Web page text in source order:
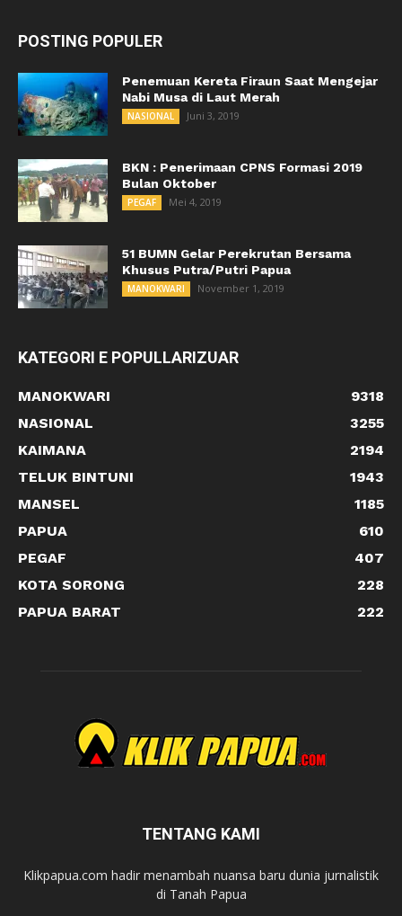
POSTING POPULER
Penemuan Kereta Firaun Saat Mengejar
Nabi Musa di Laut Merah
NASIONAL Juni 3, 2019
BKN : Penerimaan CPNS Formasi 2019
Bulan Oktober
PEGAF Mei 4, 2019
51 BUMN Gelar Perekrutan Bersama
Khusus Putra/Putri Papua
MANOKWARI November 1, 2019
KATEGORI E POPULLARIZUAR
MANOKWARI
9318
NASIONAL
3255
KAIMANA
2194
TELUK BINTUNI
1943
MANSEL
1185
PAPUA
610
PEGAF
407
KOTA SORONG
228
PAPUA BARAT
222
TENTANG KAMI
Klikpapua.com hadir menambah nuansa baru dunia jurnalistik
di Tanah Papua